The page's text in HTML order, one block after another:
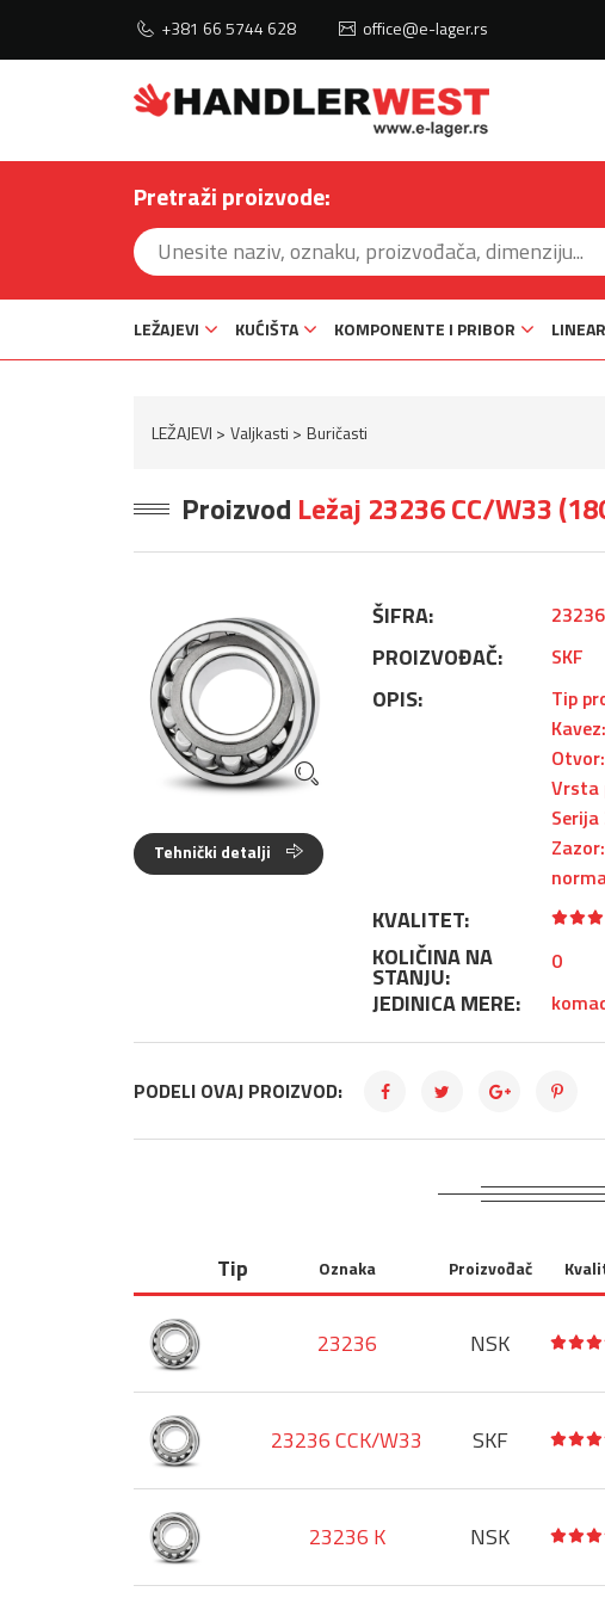
+381 66 5744 628 office@e-lager.rs
Pretraži proizvode:
LEŽAJEVI KUĆIŠTA KOMPONENTE I PRIBOR
LEŽAJEVI Valjkasti Buričasti
Proizvod Ležaj 23236 CC/W33
Tehnički detalji
ŠIFRA:
PROIZVOĐAČ: SKF
OPIS:
Tip
Vrsta
KVALITET:
KOLIČINA NA
STANJU: 0
JEDINICA MERE:
PODELI OVAJ PROIZVOD:
Tip Oznaka Proizvođač
23236 NSK
23236 CCK/W33 SKF
23236 K NSK